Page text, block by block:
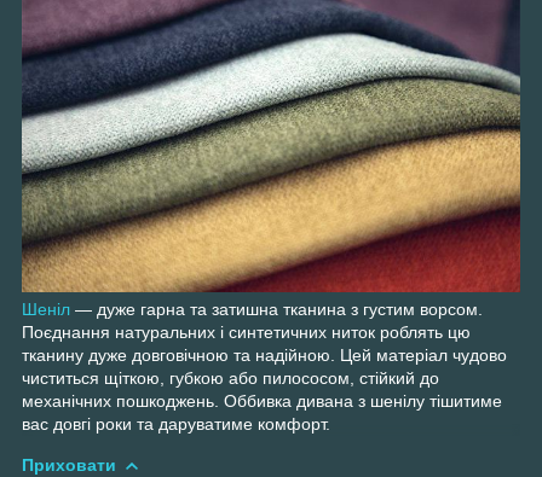
Шеніл — дуже гарна та затишна тканина з густим ворсом.
Поєднання натуральних і синтетичних ниток роблять цю
тканину дуже довговічною та надійною. Цей матеріал чудово
чиститься щіткою, губкою або пилососом, стійкий до
механічних пошкоджень. Оббивка дивана з шенілу тішитиме
вас довгі роки та даруватиме комфорт.
Приховати